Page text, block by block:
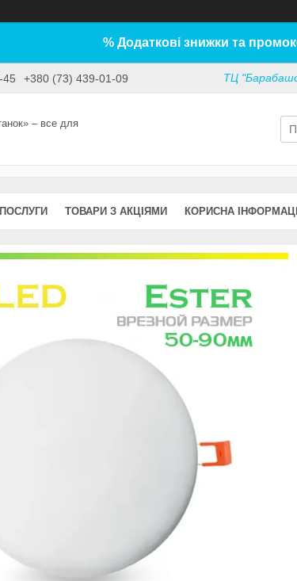
% Додаткові знижки та
45 +380 (73) 439-01-09 ТЦ
– все для
ТОВАРИ З АКЦІЯМИ КОРИСНА